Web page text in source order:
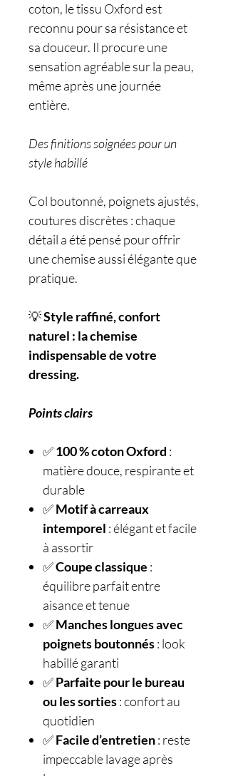
coton, le tissu Oxford est
reconnu pour sa résistance et
sa douceur. Il procure une
sensation agréable sur la peau,
même après une journée
entière.
Des finitions soignées pour un
style habillé
Col boutonné, poignets ajustés,
coutures discrètes : chaque
détail a été pensé pour offrir
une chemise aussi élégante que
pratique.
💡Style raffiné, confort
naturel : la chemise
indispensable de votre
dressing.
Points clairs
✅100 % coton Oxford :
matière douce, respirante et
durable
✅Motif à carreaux
intemporel : élégant et facile
à assortir
✅Coupe classique :
équilibre parfait entre
aisance et tenue
✅Manches longues avec
poignets boutonnés: look
habillé garanti
✅Parfaite pour le bureau
ou les sorties: confort au
quotidien
✅Facile d’entretien: reste
impeccable lavage après